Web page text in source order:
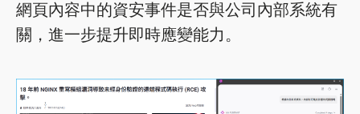
網頁內容中的資安事件是否與公司內部系統有
關，進一步提升即時應變能力。